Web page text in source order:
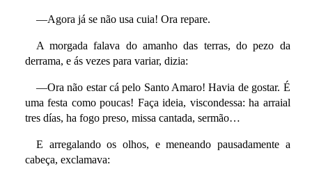
—Agora já se não usa cuia! Ora repare.
A morgada falava do amanho das terras, do pezo da
derrama, e ás vezes para variar, dizia:
—Ora não estar cá pelo Santo Amaro! Havia de gostar. É
uma festa como poucas! Faça ideia, viscondessa: ha arraial
tres días, ha fogo preso, missa cantada, sermão…
E arregalando os olhos, e meneando pausadamente a
cabeça, exclamava: